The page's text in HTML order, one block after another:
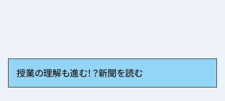
授業の理解も進む！？新聞を読む